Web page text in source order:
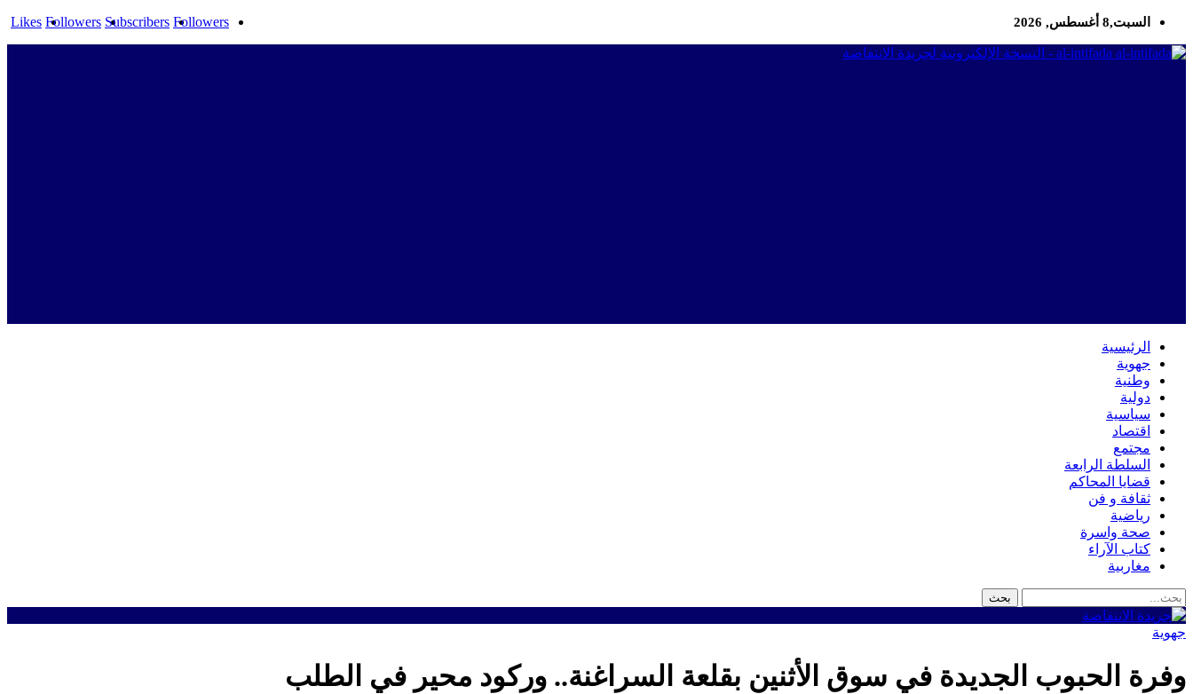
Likes Followers Subscribers Followers السبت,8 أغسطس, 2026
al-intifada - النسخة الإلكترونية لجريدة الانتفاضة
الرئيسية
جهوية
وطنية
دولية
سياسية
اقتصاد
مجتمع
السلطة الرابعة
قضايا المحاكم
ثقافة و فن
رياضية
صحة واسرة
كتاب الآراء
مغاربية
جهوية
وفرة الحبوب الجديدة في سوق الأثنين بقلعة السراغنة.. وركود محير في الطلب